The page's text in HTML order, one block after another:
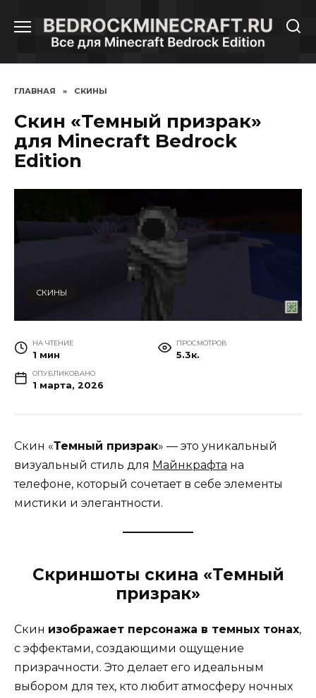
содержанию
ГЛАВНАЯ » СКИНЫ
Скин «Темный призрак»
для Minecraft Bedrock
Edition
СКИНЫ
НА ЧТЕНИЕ
1 мин
ПРОСМОТРОВ
5.3к.
ОПУБЛИКОВАНО
1 марта, 2026
Скин «Темный призрак» — это уникальный
визуальный стиль для Майнкрафта на
телефоне, который сочетает в себе элементы
мистики и элегантности.
Скриншоты скина «Темный
призрак»
Скин изображает персонажа в темных тонах,
с эффектами, создающими ощущение
призрачности. Это делает его идеальным
выбором для тех, кто любит атмосферу ночных